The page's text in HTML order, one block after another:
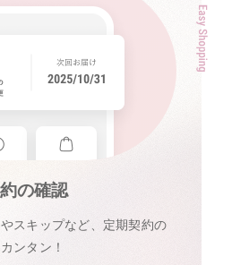
の確認
スキップなど、定期契約の
ンタン！